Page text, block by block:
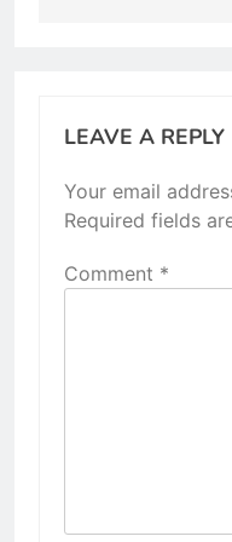
LEAVE A REPLY
Your email
Required fields
Comment *